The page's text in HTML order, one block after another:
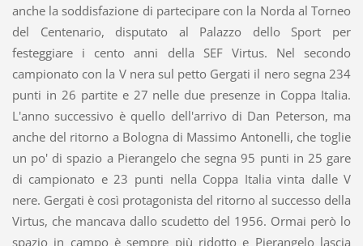
anche la soddisfazione di partecipare con la Norda al Torneo
del Centenario, disputato al Palazzo dello Sport per
festeggiare i cento anni della SEF Virtus. Nel secondo
campionato con la V nera sul petto Gergati il nero segna 234
punti in 26 partite e 27 nelle due presenze in Coppa Italia.
L'anno successivo è quello dell'arrivo di Dan Peterson, ma
anche del ritorno a Bologna di Massimo Antonelli, che toglie
un po' di spazio a Pierangelo che segna 95 punti in 25 gare
di campionato e 23 punti nella Coppa Italia vinta dalle V
nere. Gergati è così protagonista del ritorno al successo della
Virtus, che mancava dallo scudetto del 1956. Ormai però lo
spazio in campo è sempre più ridotto e Pierangelo lascia